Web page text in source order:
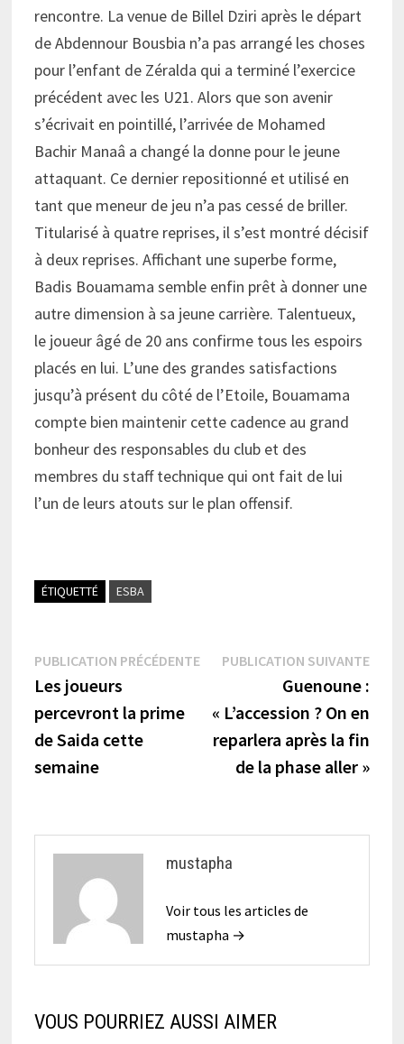
rencontre. La venue de Billel Dziri après le départ
de Abdennour Bousbia n’a pas arrangé les choses
pour l’enfant de Zéralda qui a terminé l’exercice
précédent avec les U21. Alors que son avenir
s’écrivait en pointillé, l’arrivée de Mohamed
Bachir Manaâ a changé la donne pour le jeune
attaquant. Ce dernier repositionné et utilisé en
tant que meneur de jeu n’a pas cessé de briller.
Titularisé à quatre reprises, il s’est montré décisif
à deux reprises. Affichant une superbe forme,
Badis Bouamama semble enfin prêt à donner une
autre dimension à sa jeune carrière. Talentueux,
le joueur âgé de 20 ans confirme tous les espoirs
placés en lui. L’une des grandes satisfactions
jusqu’à présent du côté de l’Etoile, Bouamama
compte bien maintenir cette cadence au grand
bonheur des responsables du club et des
membres du staff technique qui ont fait de lui
l’un de leurs atouts sur le plan offensif.
ÉTIQUETTÉ ESBA
Navigation
de
l’article
PUBLICATION PRÉCÉDENTEPublication
Les joueurs
percevront la prime
de Saida cette
semaine
PUBLICATION SUIVANTE
Guenoune :
« L’accession ? On en
reparlera après la fin
de la phase aller »
mustapha
Voir tous les articles de
mustapha →
VOUS POURRIEZ AUSSI AIMER